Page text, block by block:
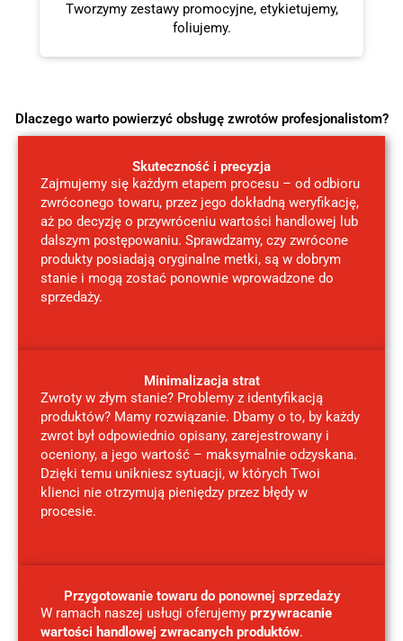
Tworzymy zestawy promocyjne, etykietujemy,
foliujemy.
Dlaczego warto powierzyć obsługę zwrotów profesjonalistom?
Skuteczność i precyzja
Zajmujemy się każdym etapem procesu – od odbioru
zwróconego towaru, przez jego dokładną weryfikację,
aż po decyzję o przywróceniu wartości handlowej lub
dalszym postępowaniu. Sprawdzamy, czy zwrócone
produkty posiadają oryginalne metki, są w dobrym
stanie i mogą zostać ponownie wprowadzone do
sprzedaży.
Minimalizacja strat
Zwroty w złym stanie? Problemy z identyfikacją
produktów? Mamy rozwiązanie. Dbamy o to, by każdy
zwrot był odpowiednio opisany, zarejestrowany i
oceniony, a jego wartość – maksymalnie odzyskana.
Dzięki temu unikniesz sytuacji, w których Twoi
klienci nie otrzymują pieniędzy przez błędy w
procesie.
Przygotowanie towaru do ponownej sprzedaży
W ramach naszej usługi oferujemy przywracanie
wartości handlowej zwracanych produktów.